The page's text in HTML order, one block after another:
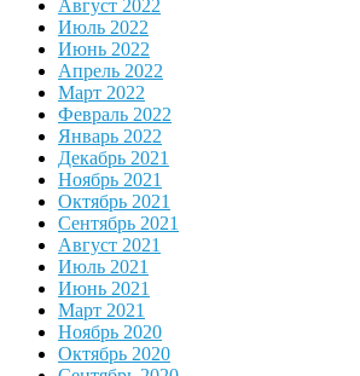
Август 2022
Июль 2022
Июнь 2022
Апрель 2022
Март 2022
Февраль 2022
Январь 2022
Декабрь 2021
Ноябрь 2021
Октябрь 2021
Сентябрь 2021
Август 2021
Июль 2021
Июнь 2021
Март 2021
Ноябрь 2020
Октябрь 2020